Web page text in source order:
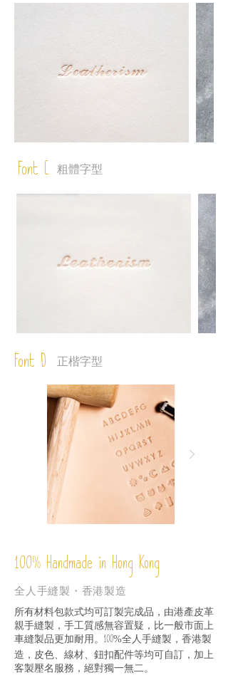
Font C 粗體字型
Font D 正楷字型
100% Handmade in Hong Kong
全人手縫製・香港製造
所有材料包款式均可訂製完成品，由港產皮革
親手縫製，手工質感無容置疑，比一般市面上
車縫製品更加耐用。 100%全人手縫製，香港製
造，皮色、線材、鈕扣配件等均可自訂，加上
客製壓名服務，絕對獨一無二。